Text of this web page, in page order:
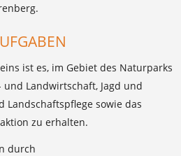
ist es, im Gebiet des Naturparks
Landwirtschaft, Jagd und
Landschaftspflege sowie das
zu erhalten.
durch